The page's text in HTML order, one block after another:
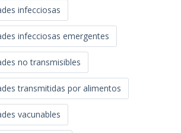
infecciosas
infecciosas emergentes
no transmisibles
transmitidas por alimentos
vacunables